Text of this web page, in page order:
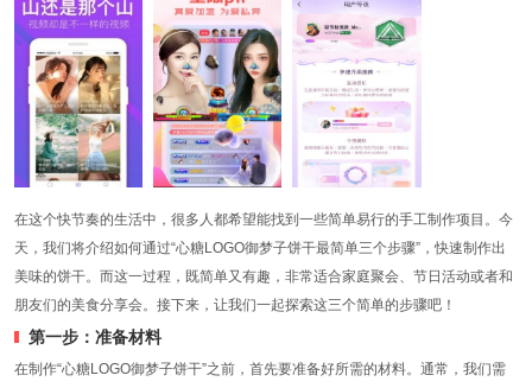
在这个快节奏的生活中，很多人都希望能找到一些简单易行的手工制作项目。今
天，我们将介绍如何通过“心糖LOGO御梦子饼干最简单三个步骤”，快速制作出
美味的饼干。而这一过程，既简单又有趣，非常适合家庭聚会、节日活动或者和
朋友们的美食分享会。接下来，让我们一起探索这三个简单的步骤吧！
第一步：准备材料
在制作“心糖LOGO御梦子饼干”之前，首先要准备好所需的材料。通常，我们需